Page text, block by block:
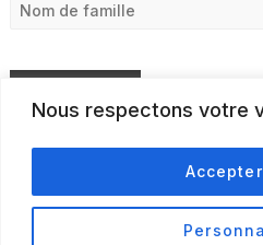
Nous respectons votre